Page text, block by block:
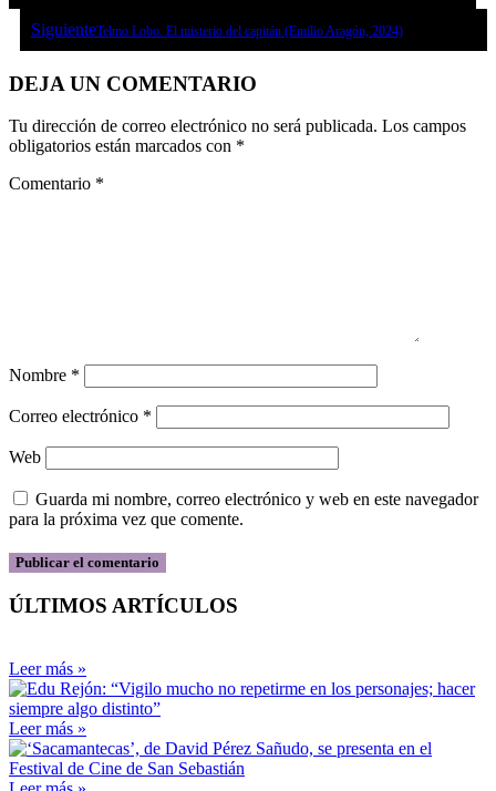
SiguienteTelmo Lobo. El misterio del capitán (Emilio Aragón, 2024)
DEJA UN COMENTARIO
Tu dirección de correo electrónico no será publicada. Los campos
obligatorios están marcados con *
Comentario *
Nombre *
Correo electrónico *
Web
Guarda mi nombre, correo electrónico y web en este navegador
para la próxima vez que comente.
ÚLTIMOS ARTÍCULOS
Leer más »
Leer más »